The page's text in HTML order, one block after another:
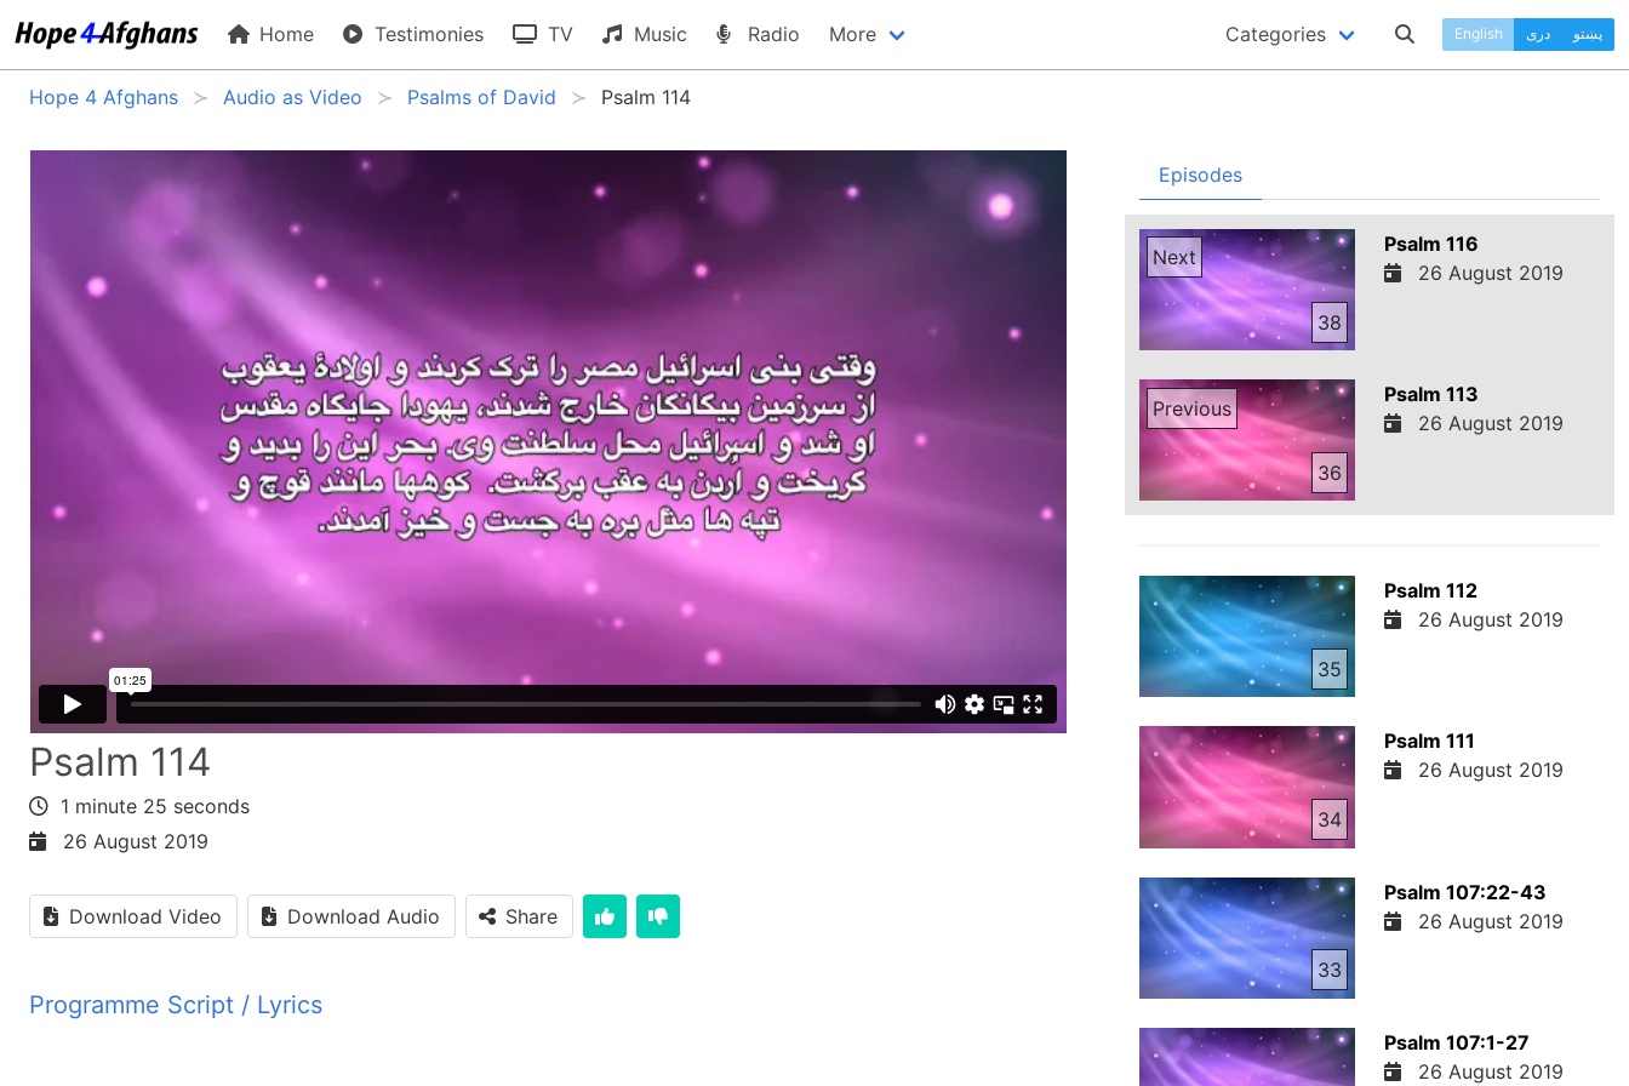
Home Testimonies TV Music Radio More Categories English دری پښتو
Hope 4 Afghans Audio as Video Psalms of David Psalm 114
Psalm 114
1 minute 25 seconds
26 August 2019
Download Video Download Audio Share
Programme Script / Lyrics
Episodes
Next
38
Psalm 116
26 August 2019
Previous
36
Psalm 113
26 August 2019
35
Psalm 112
26 August 2019
34
Psalm 111
26 August 2019
33
Psalm 107:22-43
26 August 2019
Psalm 107:1-27
26 August 2019